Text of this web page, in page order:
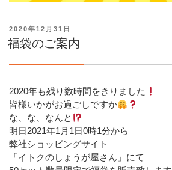
投
稿
日:
2020年12月31日
福袋のご案内
2020年も残り数時間をきりました
皆様いかがお過ごしですか
な、な、なんと
明日2021年1月1日0時1分から
弊社ショッピングサイト
「イトクのしょうが屋さん」にて